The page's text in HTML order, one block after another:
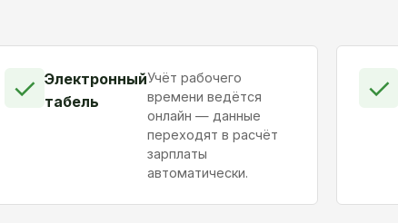
✓ Электронный
табель
Учёт рабочего
времени ведётся
онлайн — данные
переходят в расчёт
зарплаты
автоматически.
✓